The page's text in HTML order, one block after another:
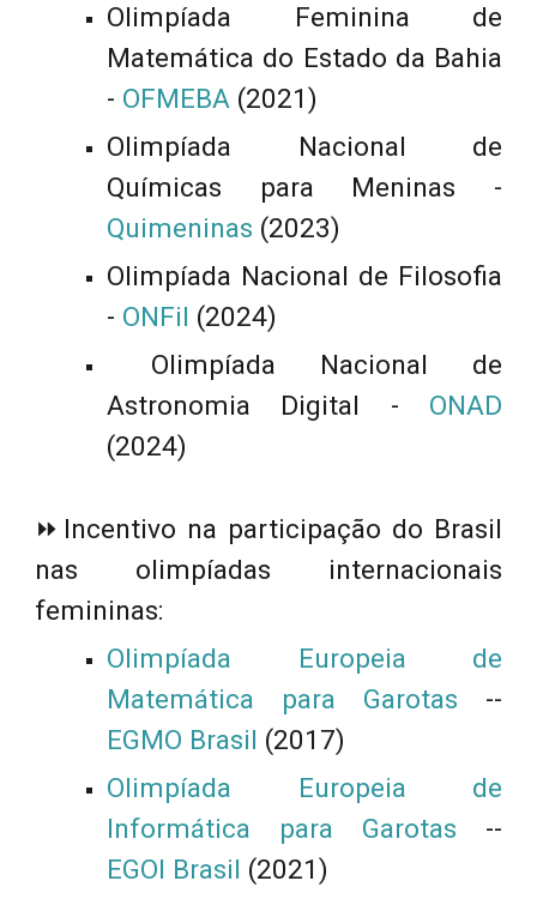
Olimpíada Feminina de
Matemática do Estado da Bahia
- OFMEBA (2021)
Olimpíada Nacional de
Químicas para Meninas -
Quimeninas (2023)
Olimpíada Nacional de Filosofia
- ONFil (2024)
Olimpíada Nacional de
Astronomia Digital - ONAD
(2024)
⏩ Incentivo na participação do Brasil
nas olimpíadas internacionais
femininas:
Olimpíada Europeia de
Matemática para Garotas --
EGMO Brasil (2017)
Olimpíada Europeia de
Informática para Garotas --
EGOI Brasil (2021)